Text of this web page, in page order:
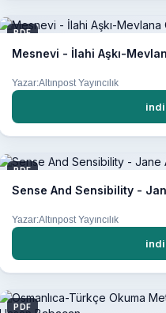
PDF
Mesnevi - İlahi Aşkı-
Yazar:Altınpost Yayıncılık
PDF
Sense And Sensibility -
Yazar:Altınpost Yayıncılık
PDF